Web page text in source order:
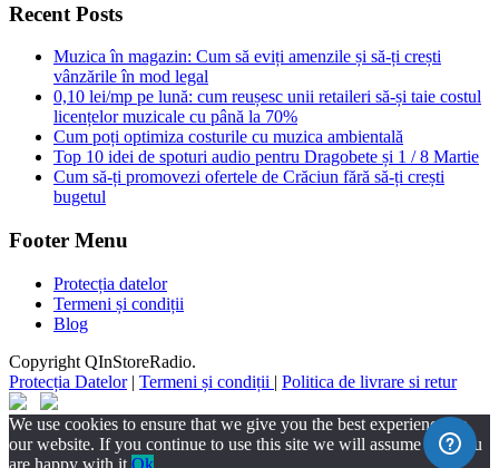
Recent Posts
Muzica în magazin: Cum să eviți amenzile și să-ți crești
vânzările în mod legal
0,10 lei/mp pe lună: cum reușesc unii retaileri să-și taie costul
licențelor muzicale cu până la 70%
Cum poți optimiza costurile cu muzica ambientală
Top 10 idei de spoturi audio pentru Dragobete și 1 / 8 Martie
Cum să-ți promovezi ofertele de Crăciun fără să-ți crești
bugetul
Footer Menu
Protecția datelor
Termeni și condiții
Blog
Copyright QInStoreRadio.
Protecția Datelor| Termeni și condiții | Politica de livrare si retur
We use cookies to ensure that we give you the best experience on
our website. If you continue to use this site we will assume that you
are happy with it. Ok